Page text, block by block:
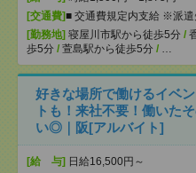
[交通費]■ 交通費規定内支給 ※派遣
[勤務地] 寝屋川市駅から徒歩5分 /
歩5分 / 萱島駅から徒歩5分 / …
好きな場所で働けるイベ
トも！来社不要！働いた
い◎｜阪[アルバイト]
[給 与] 日給16,500円～